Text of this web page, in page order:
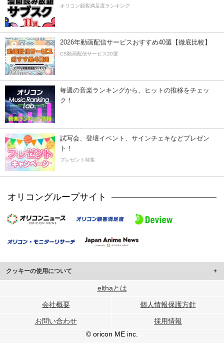
オリコン顧客満足度ランキング
2026年動画配信サービスおすすめ40選【徹底比較】
CS動画配信サービス20選
毎週の音楽ランキングから、ヒットの推移をチェッ
ク！
試写会、登壇イベント、サインチェキなどプレゼン
ト！
プレゼント特集
オリコングループサイト
クッキーの使用について
このサイトでは Cookie を使用して、ユーザーに合わせたコンテンツや広告の
行っています。
メディアや広告配信、データ解析の各パートナーに提供しています。
各パートナーは、この情報とユーザーが各パートナーに提供した他の情報や、
ユーザーが各パートナーのサービスを使用したときに収集した他の情報を組み
elthaとは
会社概要 個人情報保護方針
お問い合わせ
採用情報
© oricon ME inc.